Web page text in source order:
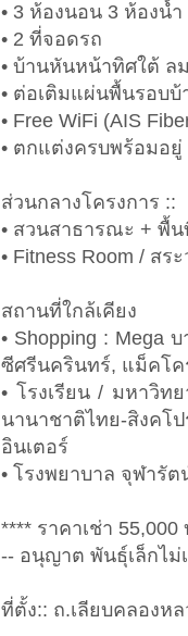
• 3 ห้องนอน 3 ห้องน้ำ
• 2 ที่จอดรถ
• บ้านหันหน้าทิศใต้ ล
• ต่อเติมแผ่นพื้นรอบ
• Free WiFi (AIS
• ตกแต่งครบพร้อมอยู่
ส่วนกลางโครงการ ::
• สวนสาธารณะ + พื้น
• Fitness Room / สร
สถานที่ใกล้เคียง
• Shopping : Mega
ซีศรีนครินทร์, แม็คโค
• โรงเรียน / มหาวิท
นานาชาติไทย-สิงคโ
อินเตอร์
• โรงพยาบาล จุฬารั
**** ราคาเช่า
-- อนุญาต พันธุ์เล็กไม่
ที่ตั้ง:: ถ.เลียบคลองห